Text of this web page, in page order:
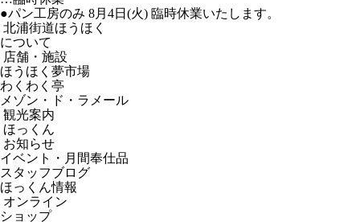
●パン工房のみ 8月4日(火) 臨時休業いたします。
北浦街道ほうほく
について
店舗・施設
ほうほく夢市場
わくわく亭
メゾン・ド・ラメール
観光案内
ほっくん
お知らせ
イベント・月間奉仕品
スタッフブログ
ほっくん情報
オンライン
ショップ